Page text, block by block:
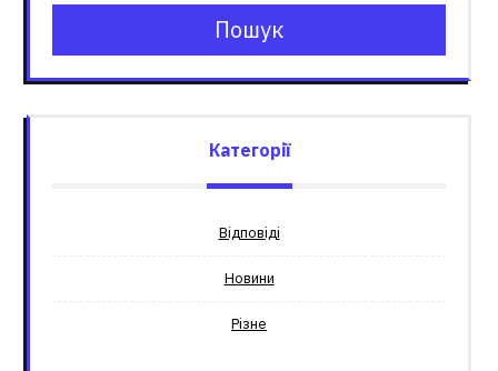
Пошук
Категорії
Відповіді
Новини
Різне